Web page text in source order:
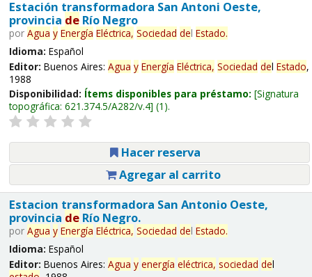
Estación transformadora San Antoni Oeste,
provincia deRío Negro
por Agua y Energía Eléctrica, Sociedad del Estado.
Idioma: Español
Editor: Buenos Aires: Agua y Energía Eléctrica, Sociedad del Estado,
1988
Disponibilidad: Ítems disponibles para préstamo: Signatura
topográfica: 621.374.5/A282/v.4 (1).
Hacer reserva
Agregar al carrito
Estacion transformadora San Antonio Oeste,
provincia deRío Negro.
por Agua y Energía Eléctrica, Sociedad del Estado.
Idioma: Español
Editor: Buenos Aires: Agua y energía eléctrica, sociedad del